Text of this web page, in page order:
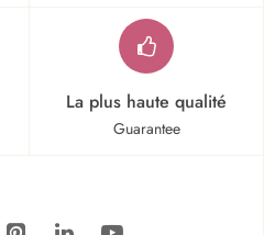
La plus haute qualité
Guarantee